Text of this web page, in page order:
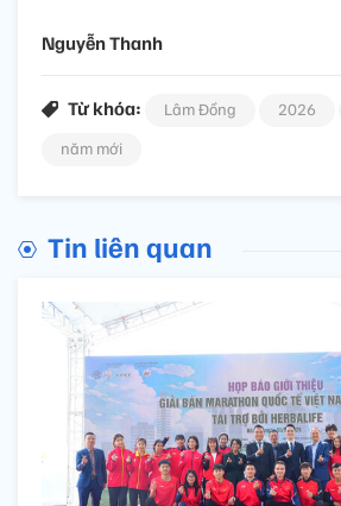
Nguyễn Thanh
Từ khóa: Lâm Đồng 2026
năm mới
Tin liên quan